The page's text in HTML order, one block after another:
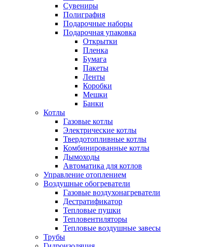
Сувениры
Полиграфия
Подарочные наборы
Подарочная упаковка
Открытки
Пленка
Бумага
Пакеты
Ленты
Коробки
Мешки
Банки
Котлы
Газовые котлы
Электрические котлы
Твердотопливные котлы
Комбинированные котлы
Дымоходы
Автоматика для котлов
Управление отоплением
Воздушные обогреватели
Газовые воздухонагреватели
Дестратификатор
Тепловые пушки
Тепловентиляторы
Тепловые воздушные завесы
Трубы